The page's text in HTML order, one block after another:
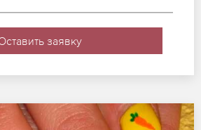
заявку